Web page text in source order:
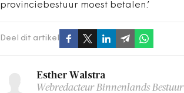
provinciebestuur moest betalen.’
Deel dit artikel
Esther Walstra
Webredacteur Binnenlands Bestuur